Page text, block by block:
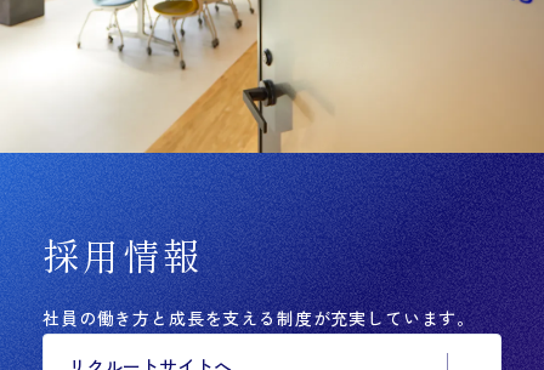
採用情報
社員の働き方と成長を支える制度が充実しています。